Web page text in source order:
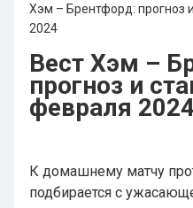
Хэм – Брентфорд: прогноз
2024
Вест Хэм –
прогноз и
февраля 2024
К домашнему матчу
подбирается с